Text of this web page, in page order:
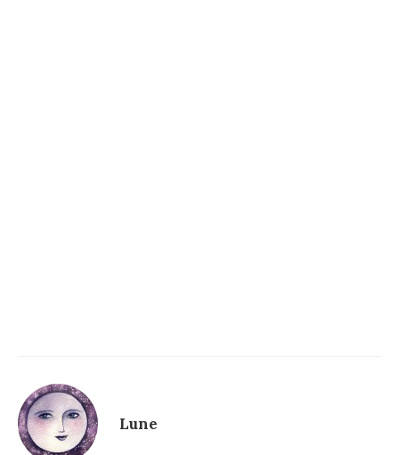
Lune